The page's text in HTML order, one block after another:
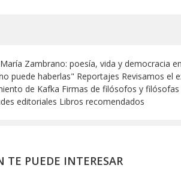
Zambrano: poesía, vida y democracia
puede haberlas" Reportajes Revisamos el
de Kafka Firmas de filósofos y
editoriales Libros recomendados
TE PUEDE INTERESAR